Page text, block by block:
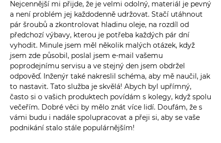
Nejcennější mi přijde, že je velmi odolný, materiál je pevný
a není problém jej každodenně udržovat. Stačí utáhnout
pár šroubů a zkontrolovat hladinu oleje, na rozdíl od
předchozí výbavy, kterou je potřeba každých pár dní
vyhodit. Minule jsem měl několik malých otázek, když
jsem zde působil, poslal jsem e-mail vašemu
poprodejnímu servisu a ve stejný den jsem obdržel
odpověď. Inženýr také nakreslil schéma, aby mě naučil, jak
to nastavit. Tato služba je skvělá! Abych byl upřímný,
často si o vašich produktech povídám s kolegy, když spolu
večeřím. Dobré věci by mělo znát více lidí. Doufám, že s
vámi budu i nadále spolupracovat a přeji si, aby se vaše
podnikání stalo stále populárnějším!